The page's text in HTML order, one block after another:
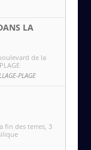
LA
de la
PLAGE
fin des terres, 3